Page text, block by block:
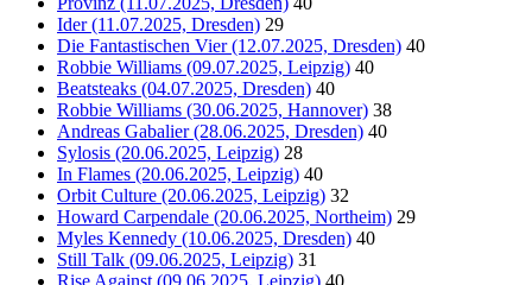
Ider (11.07.2025, Dresden) 29
Die Fantastischen Vier (12.07.2025, Dresden) 40
Robbie Williams (09.07.2025, Leipzig) 40
Beatsteaks (04.07.2025, Dresden) 40
Robbie Williams (30.06.2025, Hannover) 38
Andreas Gabalier (28.06.2025, Dresden) 40
Sylosis (20.06.2025, Leipzig) 28
In Flames (20.06.2025, Leipzig) 40
Orbit Culture (20.06.2025, Leipzig) 32
Howard Carpendale (20.06.2025, Northeim) 29
Myles Kennedy (10.06.2025, Dresden) 40
Still Talk (09.06.2025, Leipzig) 31
Rise Against (09.06.2025, Leipzig) 40